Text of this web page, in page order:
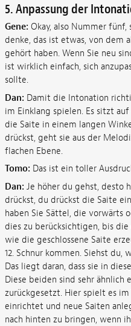
5. Anpassung der
Gene: Okay, also Nummer
denke, das ist etwas, von dem
gehört haben. Wenn Sie neu
ist wirklich einfach, sich
sollte.
Dan: Damit die Intonation
im Einklang spielen. Es sitzt
die Saite in einem langen
drückst, geht sie aus der
flachen Ebene.
Tomo: Das ist ein toller
Dan: Je höher du gehst, desto
drückst, du drückst die Saite
haben Sie Sättel, die vorwärts
dies zu berücksichtigen, bis
wie die geschlossene Saite
12. Schnur kommen. Siehst du,
Das liegt daran, dass sie in
Diese beiden sind sehr ähnlich
zurückgesetzt. Hier spielt es
einrichtet und neue Saiten
nach hinten zu bringen, wenn